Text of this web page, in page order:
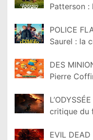
Patterson
POLICE
Saurel : la
DES
Pierre
critique du
EVIL